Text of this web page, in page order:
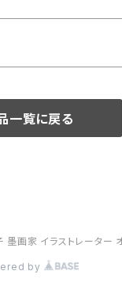
一覧に戻る
画家 イラストレーター オ
by